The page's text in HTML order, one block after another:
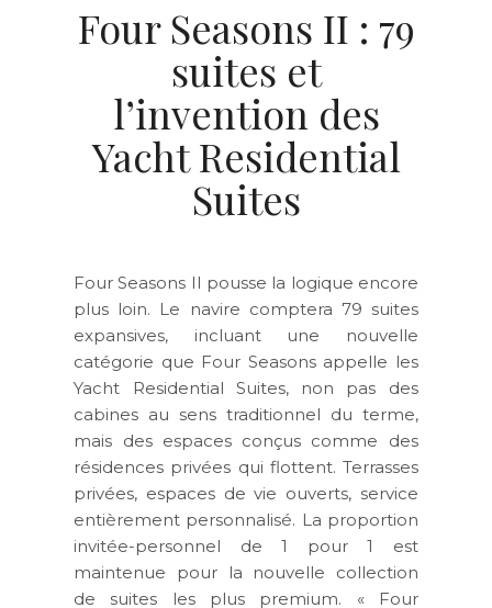
Four Seasons II : 79
suites et
l’invention des
Yacht Residential
Suites
Four Seasons II pousse la logique encore
plus loin. Le navire comptera 79 suites
expansives, incluant une nouvelle
catégorie que Four Seasons appelle les
Yacht Residential Suites, non pas des
cabines au sens traditionnel du terme,
mais des espaces conçus comme des
résidences privées qui flottent. Terrasses
privées, espaces de vie ouverts, service
entièrement personnalisé. La proportion
invitée-personnel de 1 pour 1 est
maintenue pour la nouvelle collection
de suites les plus premium. « Four